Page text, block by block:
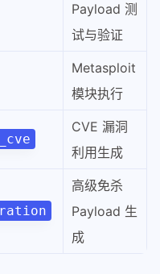
Payload 测
试与验证
Metasploit
模块执行
CVE 漏洞
利用生成
高级免杀
Payload 生
成